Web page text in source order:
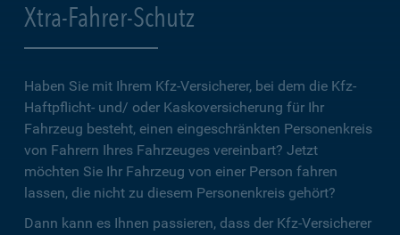
Xtra-Fahrer-Schutz
Haben Sie mit Ihrem Kfz-Versicherer, bei dem die Kfz-
Haftpflicht- und/ oder Kaskoversicherung für Ihr
Fahrzeug besteht, einen eingeschränkten Personenkreis
von Fahrern Ihres Fahrzeuges vereinbart? Jetzt
möchten Sie Ihr Fahrzeug von einer Person fahren
lassen, die nicht zu diesem Personenkreis gehört?
Dann kann es Ihnen passieren, dass der Kfz-Versicherer